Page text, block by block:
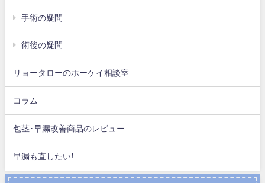
手術の疑問
術後の疑問
リョータローのホーケイ相談室
コラム
包茎･早漏改善商品のレビュー
早漏も直したい!